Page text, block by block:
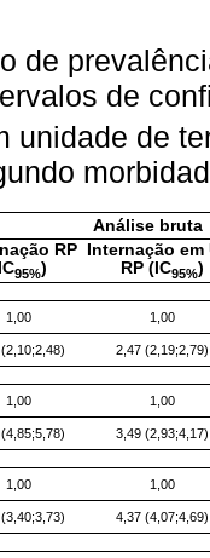
de
de
unidade de
Análise bruta
RP
95%)
Internação em
RP (IC95%)
1,00 1,00
2,47 (2,19;2,79)
1,00 1,00
3,49 (2,93;4,17)
1,00 1,00
4,37 (4,07;4,69)